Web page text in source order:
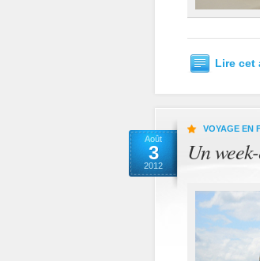
Lire cet
Août
3
2012
VOYAGE EN
Un